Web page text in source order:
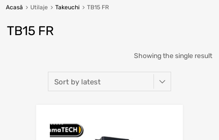
Acasă Utilaje Takeuchi TB15 FR
TB15 FR
Showing the single result